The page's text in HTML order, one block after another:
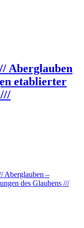
Aberglauben
etablierter